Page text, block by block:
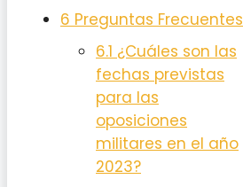
6 Preguntas Frecuentes
6.1 ¿Cuáles son las
fechas previstas
para las
oposiciones
militares en el año
2023?